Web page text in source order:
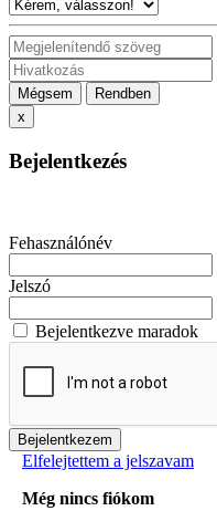
Mégsem
Rendben
x
Bejelentkezés
Fehasználónév
Jelszó
Bejelentkezve maradok
Elfelejtettem a jelszavam
Még nincs fiókom